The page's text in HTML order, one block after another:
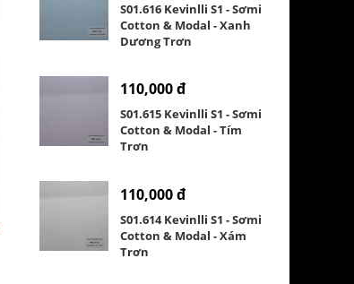
S01.616 Kevinlli S1 - Sơmi
Cotton & Modal - Xanh
Dương Trơn
110,000 đ
S01.615 Kevinlli S1 - Sơmi
Cotton & Modal - Tím
Trơn
110,000 đ
S01.614 Kevinlli S1 - Sơmi
Cotton & Modal - Xám
Trơn